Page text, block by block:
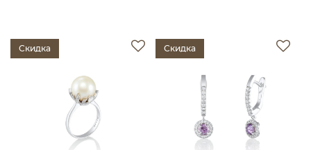
Скидка Скидка